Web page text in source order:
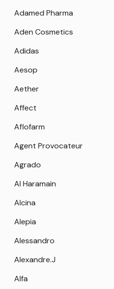
Adamed Pharma
Aden Cosmetics
Adidas
Aesop
Aether
Affect
Aflofarm
Agent Provocateur
Agrado
Al Haramain
Alcina
Alepia
Alessandro
Alexandre.J
Alfa